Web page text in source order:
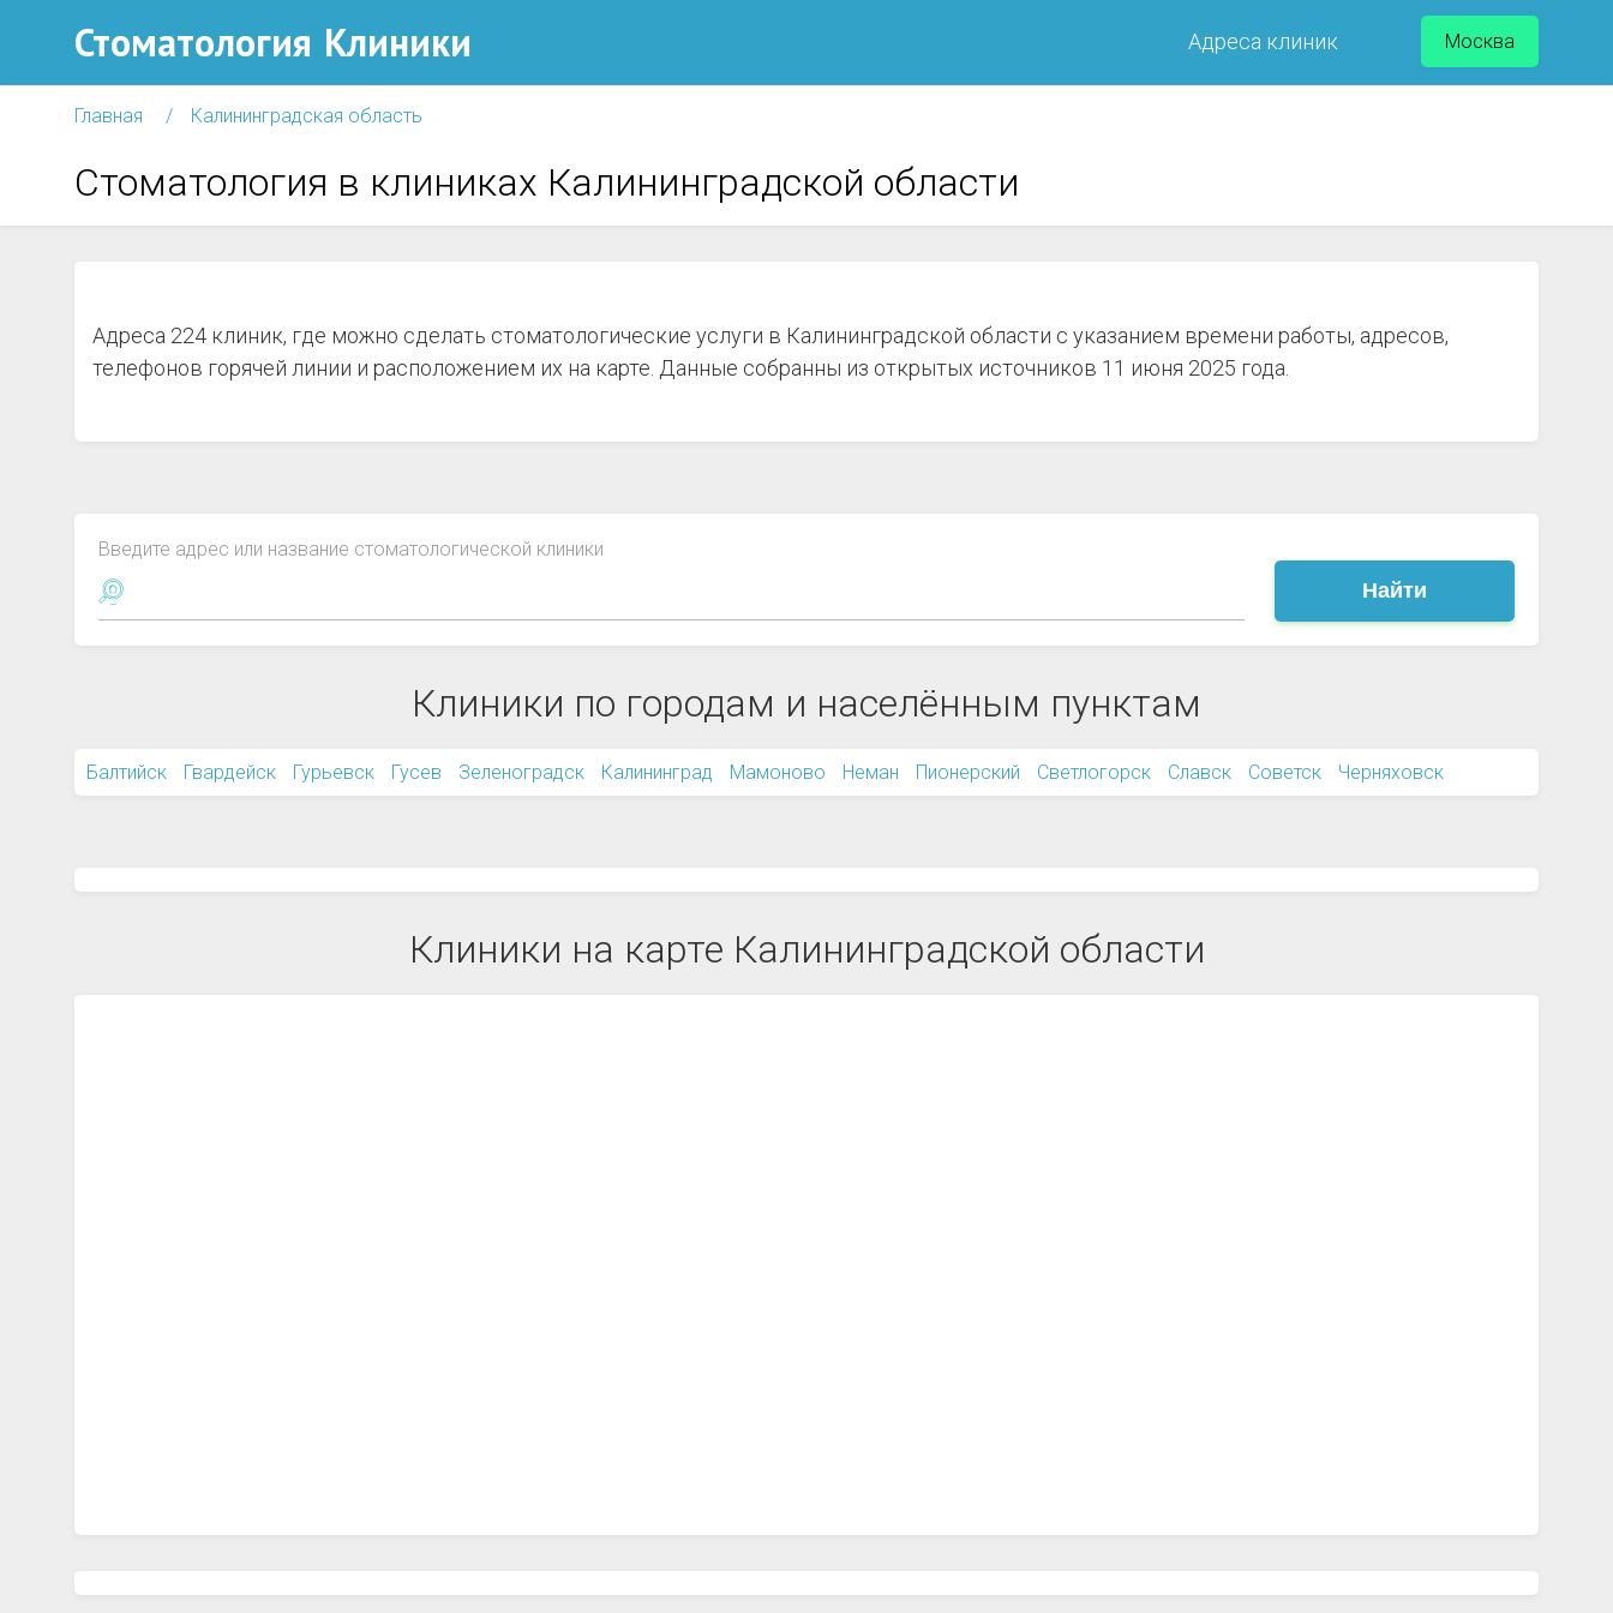
Стоматология Клиники Адреса клиник Москва
Главная Калининградская область
Стоматология в клиниках Калининградской области
Адреса 224 клиник, где можно сделать стоматологические услуги в Калининградской области с указанием времени работы, адресов,
телефонов горячей линии и расположением их на карте. Данные собранны из открытых источников 11 июня 2025 года.
Введите адрес или название стоматологической клиники
Найти
Клиники по городам и населённым пунктам
Балтийск Гвардейск Гурьевск Гусев Зеленоградск Калининград Мамоново Неман Пионерский Светлогорск Славск Советск Черняховск
Клиники на карте Калининградской области